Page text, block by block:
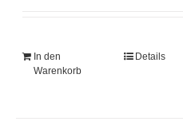
In den
Warenkorb
Details